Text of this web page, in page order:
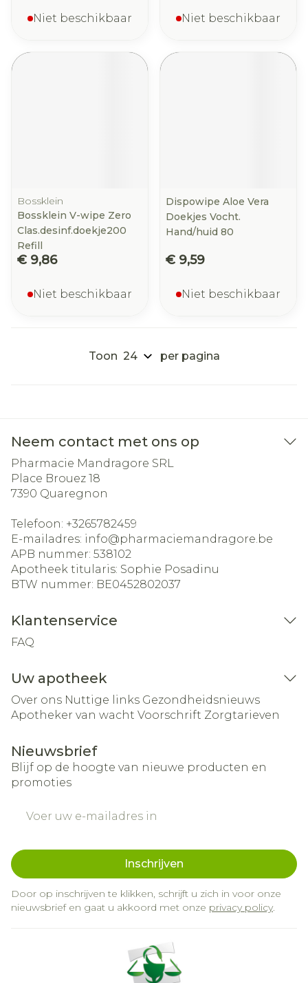
Niet beschikbaar Niet beschikbaar
Bossklein
Bossklein V-wipe Zero
Clas.desinf.doekje200
Refill
€ 9,86
Niet beschikbaar
Dispowipe Aloe Vera
Doekjes Vocht.
Hand/huid 80
€ 9,59
Niet beschikbaar
Toon per pagina
Neem contact met ons op
Pharmacie Mandragore SRL
Place Brouez 18
7390 Quaregnon
Telefoon: +3265782459
E-mailadres: info@pharmaciemandragore.be
APB nummer: 538102
Apotheek titularis: Sophie Posadinu
BTW nummer: BE0452802037
Klantenservice
FAQ
Uw apotheek
Over ons Nuttige links Gezondheidsnieuws
Apotheker van wacht Voorschrift Zorgtarieven
Nieuwsbrief
Blijf op de hoogte van nieuwe producten en
promoties
Inschrijven
Door op inschrijven te klikken, schrijft u zich in voor onze
nieuwsbrief en gaat u akkoord met onze privacy policy.